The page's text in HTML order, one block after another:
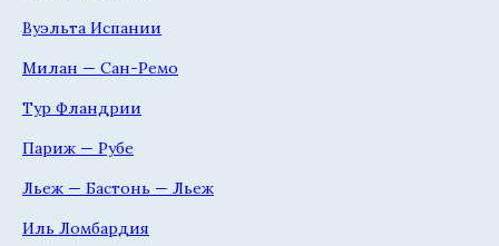
Вуэльта Испании
Милан — Сан-Ремо
Тур Фландрии
Париж — Рубе
Льеж — Бастонь — Льеж
Иль Ломбардия